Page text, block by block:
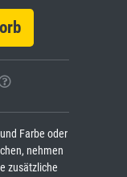
Farbe oder
nehmen
zusätzliche